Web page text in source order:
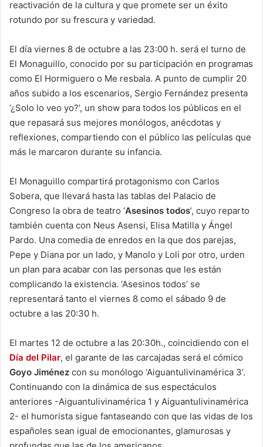
reactivación de la cultura y que promete ser un éxito
rotundo por su frescura y variedad.
El día viernes 8 de octubre a las 23:00 h. será el turno de
El Monaguillo, conocido por su participación en programas
como El Hormiguero o Me resbala. A punto de cumplir 20
años subido a los escenarios, Sergio Fernández presenta
‘¿Solo lo veo yo?’, un show para todos los públicos en el
que repasará sus mejores monólogos, anécdotas y
reflexiones, compartiendo con el público las películas que
más le marcaron durante su infancia.
El Monaguillo compartirá protagonismo con Carlos
Sobera, que llevará hasta las tablas del Palacio de
Congreso la obra de teatro ‘Asesinos todos’, cuyo reparto
también cuenta con Neus Asensi, Elisa Matilla y Ángel
Pardo. Una comedia de enredos en la que dos parejas,
Pepe y Diana por un lado, y Manolo y Loli por otro, urden
un plan para acabar con las personas que les están
complicando la existencia. ‘Asesinos todos’ se
representará tanto el viernes 8 como el sábado 9 de
octubre a las 20:30 h.
El martes 12 de octubre a las 20:30h., coincidiendo con el
Día del Pilar, el garante de las carcajadas será el cómico
Goyo Jiménez con su monólogo ‘Aiguantulivinamérica 3’.
Continuando con la dinámica de sus espectáculos
anteriores -Aiguantulivinamérica 1 y Aiguantulivinamérica
2- el humorista sigue fantaseando con que las vidas de los
españoles sean igual de emocionantes, glamurosas y